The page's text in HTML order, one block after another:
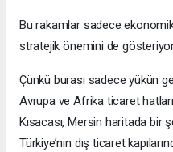
Bu rakamlar sadece
stratejik önemini de
Çünkü burası sadece yükün
Avrupa ve Afrika ticaret
Kısacası, Mersin haritada bir
Türkiye’nin dış ticaret